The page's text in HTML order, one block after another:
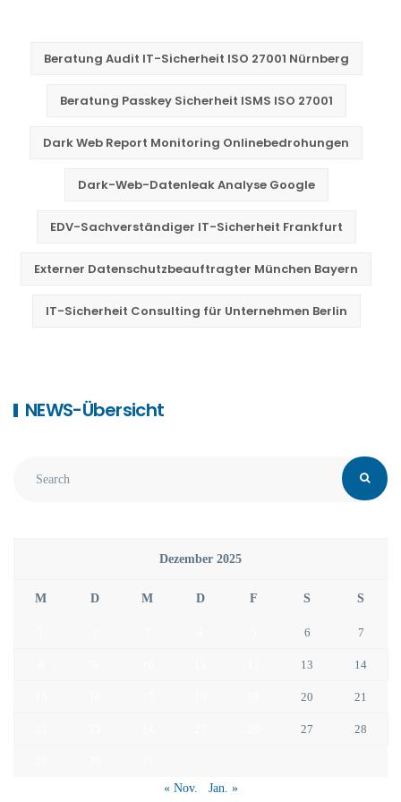
Beratung Audit IT-Sicherheit ISO 27001 Nürnberg
Beratung Passkey Sicherheit ISMS ISO 27001
Dark Web Report Monitoring Onlinebedrohungen
Dark-Web-Datenleak Analyse Google
EDV-Sachverständiger IT-Sicherheit Frankfurt
Externer Datenschutzbeauftragter München Bayern
IT-Sicherheit Consulting für Unternehmen Berlin
NEWS-Übersicht
Dezember 2025
M D M D F S S
6 7
13 14
20 21
27 28
« Nov.
Jan. »